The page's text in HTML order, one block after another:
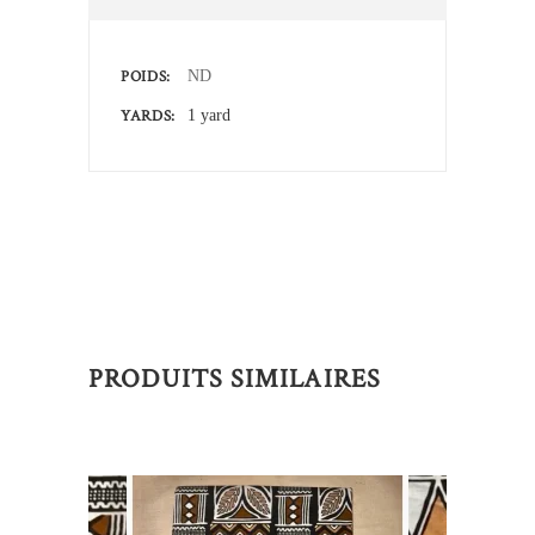
POIDS ND
YARDS 1 yard
PRODUITS SIMILAIRES